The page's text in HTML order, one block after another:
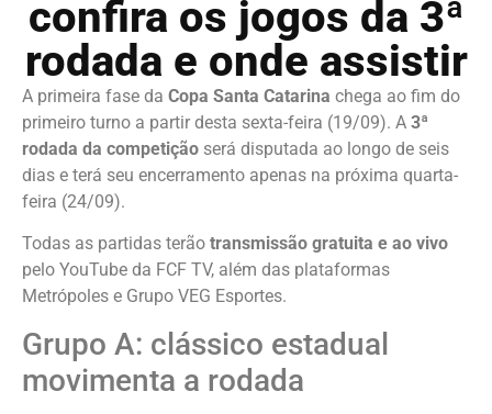
confira os jogos da 3ª
rodada e onde assistir
A primeira fase da Copa Santa Catarina chega ao fim do
primeiro turno a partir desta sexta-feira (19/09). A 3ª
rodada da competição será disputada ao longo de seis
dias e terá seu encerramento apenas na próxima quarta-
feira (24/09).
Todas as partidas terão transmissão gratuita e ao vivo
pelo YouTube da FCF TV, além das plataformas
Metrópoles e Grupo VEG Esportes.
Grupo A: clássico estadual
movimenta a rodada